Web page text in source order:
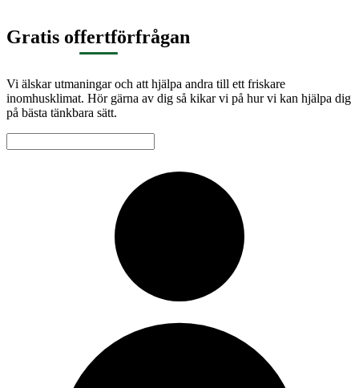
Gratis offertförfrågan
Vi älskar utmaningar och att hjälpa andra till ett friskare
inomhusklimat. Hör gärna av dig så kikar vi på hur vi kan hjälpa dig
på bästa tänkbara sätt.